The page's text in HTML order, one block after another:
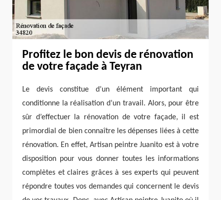
Profitez le bon devis de rénovation
de votre façade à Teyran
Le devis constitue d’un élément important qui
conditionne la réalisation d’un travail. Alors, pour être
sûr d’effectuer la rénovation de votre façade, il est
primordial de bien connaître les dépenses liées à cette
rénovation. En effet, Artisan peintre Juanito est à votre
disposition pour vous donner toutes les informations
complètes et claires grâces à ses experts qui peuvent
répondre toutes vos demandes qui concernent le devis